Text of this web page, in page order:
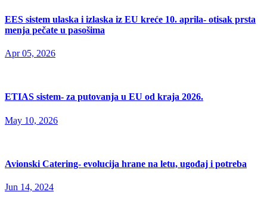
EES sistem ulaska i izlaska iz EU kreće 10. aprila- otisak prsta
menja pečate u pasošima
Apr 05, 2026
ETIAS sistem- za putovanja u EU od kraja 2026.
May 10, 2026
Avionski Catering- evolucija hrane na letu, ugođaj i potreba
Jun 14, 2024